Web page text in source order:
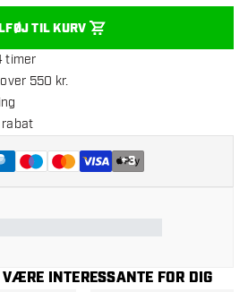
TIL KURV
timer
550 kr.
+3
INTERESSANTE FOR DIG